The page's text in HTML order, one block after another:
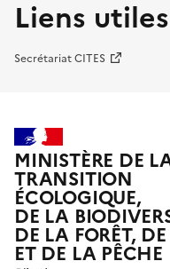
Liens utiles
Secrétariat CITES
MINISTÈRE DE
TRANSITION
ÉCOLOGIQUE,
DE LA
DE LA FORÊT,
ET DE LA PÊCHE